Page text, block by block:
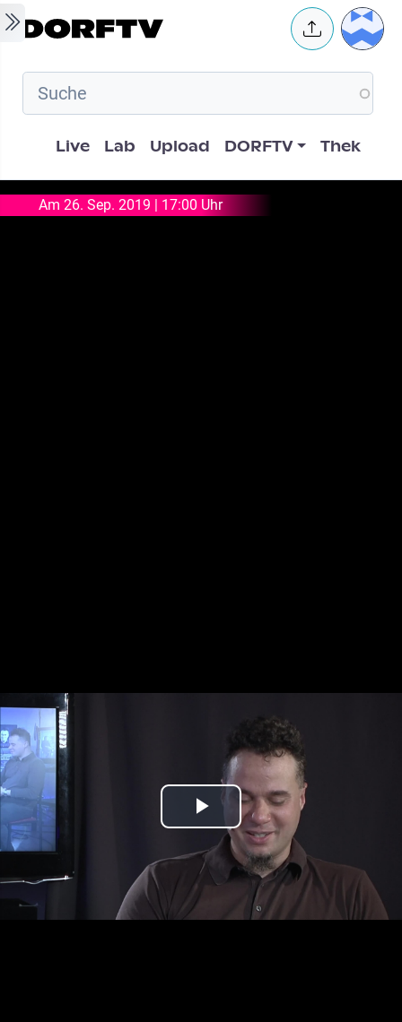
Skip to main content User
Hauptnavigation
Live Lab Upload DORFTV Thek
Am 26. Sep. 2019 | 17:00 Uhr
Play
Video